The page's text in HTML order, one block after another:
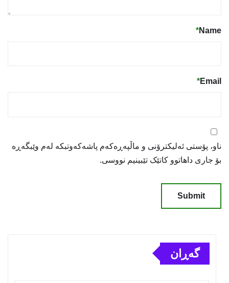
Name
*
Email
*
ناو، پۆستی ئەلیکترۆنی و ماڵپەڕەکەم پاشەکەوتبکە لەم وێبگەڕە
بۆ جاری داهاتوو کاتێک تێبینیم نووسی.
گەڕان